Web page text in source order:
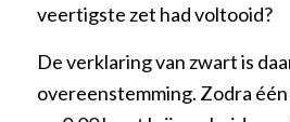
veertigste zet had voltooid?
De verklaring van zwart is
overeenstemming. Zodra